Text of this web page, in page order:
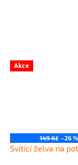
Akce
149 Kč –26 %
Svítící želva na